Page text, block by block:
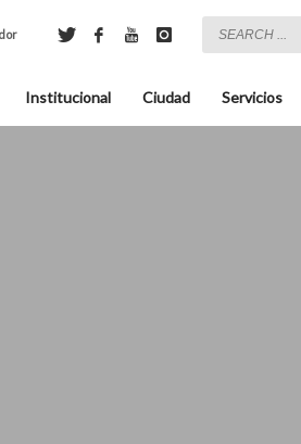
Institucional Ciudad Servicios